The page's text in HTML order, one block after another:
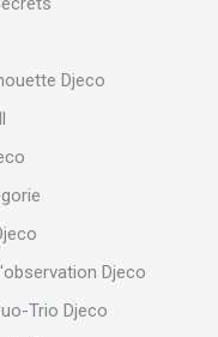
Djeco
Djeco
Trio Djeco